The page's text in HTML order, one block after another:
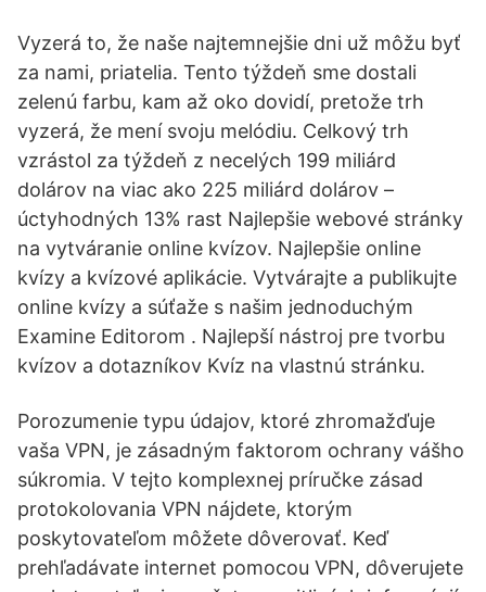
Vyzerá to, že naše najtemnejšie dni už môžu byť
za nami, priatelia. Tento týždeň sme dostali
zelenú farbu, kam až oko dovidí, pretože trh
vyzerá, že mení svoju melódiu. Celkový trh
vzrástol za týždeň z necelých 199 miliárd
dolárov na viac ako 225 miliárd dolárov –
úctyhodných 13% rast Najlepšie webové stránky
na vytváranie online kvízov. Najlepšie online
kvízy a kvízové aplikácie. Vytvárajte a publikujte
online kvízy a súťaže s našim jednoduchým
Examine Editorom . Najlepší nástroj pre tvorbu
kvízov a dotazníkov Kvíz na vlastnú stránku.
Porozumenie typu údajov, ktoré zhromažďuje
vaša VPN, je zásadným faktorom ochrany vášho
súkromia. V tejto komplexnej príručke zásad
protokolovania VPN nájdete, ktorým
poskytovateľom môžete dôverovať. Keď
prehľadávate internet pomocou VPN, dôverujete